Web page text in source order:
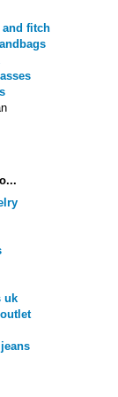
and fitch
uk